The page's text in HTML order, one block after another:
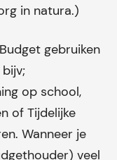
in natura.)
gebruiken
op school,
of Tijdelijke
Wanneer je
veel